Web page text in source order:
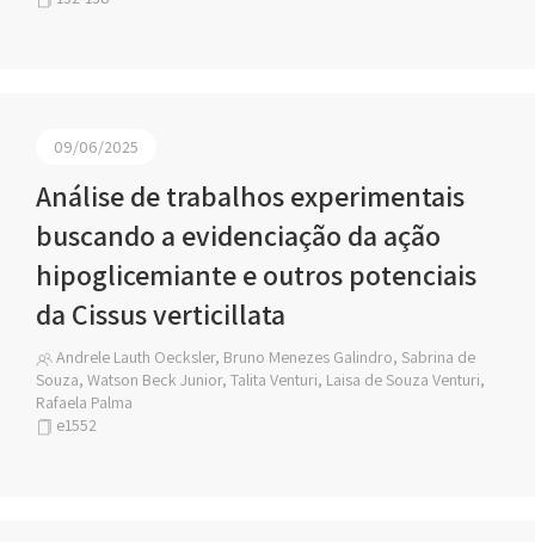
09/06/2025
Análise de trabalhos experimentais
buscando a evidenciação da ação
hipoglicemiante e outros potenciais
da Cissus verticillata
Andrele Lauth Oecksler, Bruno Menezes Galindro, Sabrina de
Souza, Watson Beck Junior, Talita Venturi, Laisa de Souza Venturi,
Rafaela Palma
e1552